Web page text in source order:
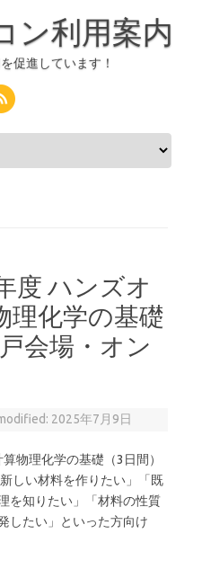
ン利用案内
促進しています！
度 ハンズオ
理化学の基礎
会場・オン
2025年7月9日
物理化学の基礎（3日間）
しい材料を作りたい」「既
を知りたい」「材料の性質
したい」といった方向け